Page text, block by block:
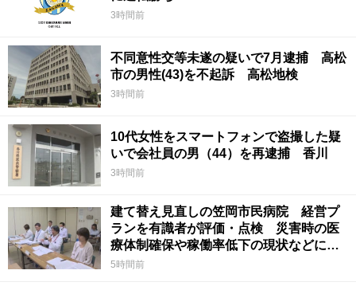
3時間前
不同意性交等未遂の疑いで7月逮捕 高松
市の男性(43)を不起訴 高松地検
3時間前
10代女性をスマートフォンで盗撮した疑
いで会社員の男（44）を再逮捕 香川
3時間前
建て替え見直しの笠岡市民病院 経営プ
ランを有識者が評価・点検 災害時の医
療体制確保や稼働率低下の現状などに意
見 岡山
5時間前